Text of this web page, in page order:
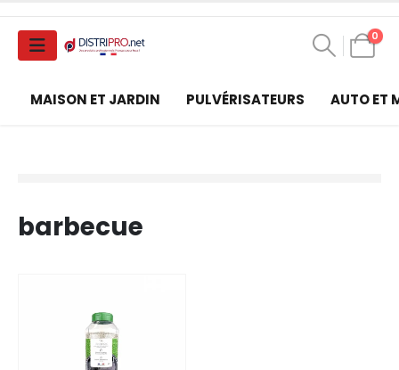
0
MAISON ET JARDIN PULVÉRISATEURS AUTO ET
barbecue